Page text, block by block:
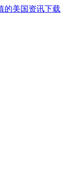
的美国资讯下载